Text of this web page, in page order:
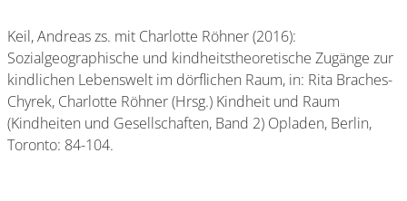
Keil, Andreas zs. mit Charlotte Röhner (2016):
Sozialgeographische und kindheitstheoretische Zugänge zur
kindlichen Lebenswelt im dörflichen Raum, in: Rita Braches-
Chyrek, Charlotte Röhner (Hrsg.) Kindheit und Raum
(Kindheiten und Gesellschaften, Band 2) Opladen, Berlin,
Toronto: 84-104.